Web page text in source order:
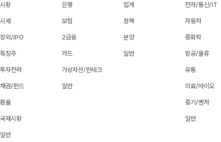
시황
시세
장외/IPO
특징주
투자전략
채권/펀드
환율
국제시황
일반
은행
보험
2금융
카드
가상자산/핀테크
일반
업계
정책
분양
일반
전자/통신/IT
자동차
중화학
항공/물류
유통
의료/바이오
중기/벤처
일반